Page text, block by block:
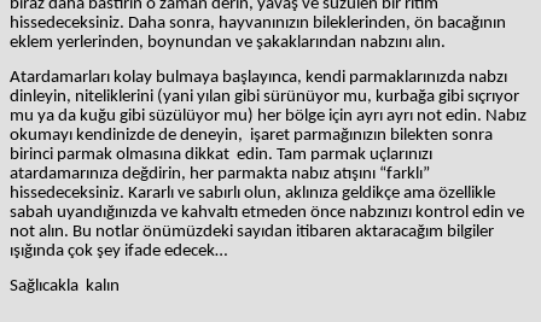
biraz daha bastırın o zaman derin, yavaş ve süzülen bir ritim
hissedeceksiniz. Daha sonra, hayvanınızın bileklerinden, ön bacağının
eklem yerlerinden, boynundan ve şakaklarından nabzını alın.
Atardamarları kolay bulmaya başlayınca, kendi parmaklarınızda nabzı
dinleyin, niteliklerini (yani yılan gibi sürünüyor mu, kurbağa gibi sıçrıyor
mu ya da kuğu gibi süzülüyor mu) her bölge için ayrı ayrı not edin. Nabız
okumayı kendinizde de deneyin, işaret parmağınızın bilekten sonra
birinci parmak olmasına dikkat edin. Tam parmak uçlarınızı
atardamarınıza değdirin, her parmakta nabız atışını “farklı”
hissedeceksiniz. Kararlı ve sabırlı olun, aklınıza geldikçe ama özellikle
sabah uyandığınızda ve kahvaltı etmeden önce nabzınızı kontrol edin ve
not alın. Bu notlar önümüzdeki sayıdan itibaren aktaracağım bilgiler
ışığında çok şey ifade edecek…
Sağlıcakla kalın